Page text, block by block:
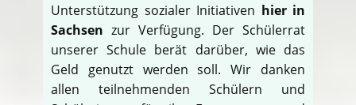
Unterstützung sozialer Initiativen hier in
Sachsen zur Verfügung. Der Schülerrat
unserer Schule berät darüber, wie das
Geld genutzt werden soll. Wir danken
allen teilnehmenden Schülern und